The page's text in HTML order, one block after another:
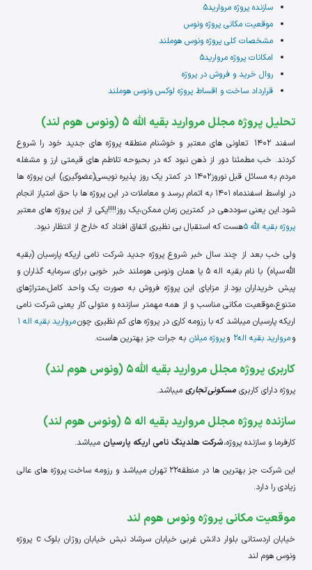
سازنده پروژه مروارید5
موقعیت مکانی پروژه ونوس
مشخصات کلی پروژه ونوس هوملند
امکانات پروژه مروارید5
روال خرید و فروش در پروژه
قرارداد ساخت و اقساط پروژه لوکس ونوس هوملند
تحلیل پروژه مجلل مروارید بقیه الله 5 (ونوس هوم لند)
اسفند 1402 تعاونی های معتبر و خوشنام منطقه پروژه های جدید خود را شروع
کردند. خب مطمئنا دور از ذهن نبود که در بحبوحه تلاطم های قیمتی ارز و مشغله
مردم به مسائل قبل نوروز1402 در کمتر یک روز پذیره نویسی(عضوگیری) این پروژه ها
در اواسط اسفندماه 1401 به اتمام برسد و معاملات در این پروژه ها با حق امتیاز انجام
شود.این یعنی سوددهی در کمترین زمان ممکن،یک روز!!!!یکی از این پروژه های معتبر
پروژه بقیه الله 5
هست که استقبال بی نظیری اتفاق افتاد که خارج از انتظار نبود.
ولی خب بعد از چند سال خبر شروع پروژه جدید شرکت نامی اریکه پارسیان (بقیه
الله سپاه) با نام بقیه اله 5 یا همان ونوس هوملند خبر خوبی برای سرمایه گذاران و
پیش خریداران بود.از مزایای این پروژه فروش به صورت یک واحد کامل،متراژهای
متنوع،موقعیت مکانی مناسب و از همه مهمتر سازنده و متولی کار یعنی شرکت نامی
اریکه پارسیان میباشد که با رزومه کاری در پروژه های کم نظیری چونمروارید بقیه اله 1
ومروارید بقیه اله2 وپروژه میلان به جرات جز بهترین هاست.
کاربری پروژه مجلل مروارید بقیه الله 5 (ونوس هوم لند)
پروژه دارای کاربری مسکونی تجاری میباشد.
سازنده پروژه مجلل مروارید بقیه اله 5 (ونوس هوم لند)
کارفرما و سازنده پروژه،شرکت هلدینگ نامی اریکه پارسیان میباشد.
این شرکت جز بهترین ها در منطقه22 تهران میباشد و رزومه ساخت پروژه های عالی
زیادی را دارد.
موقعیت مکانی پروژه ونوس هوم لند
خیابان اردستانی بلوار دانش غربی خیابان سرشاد نبش خیابان روژان بلوک c پروژه
ونوس هوم لند